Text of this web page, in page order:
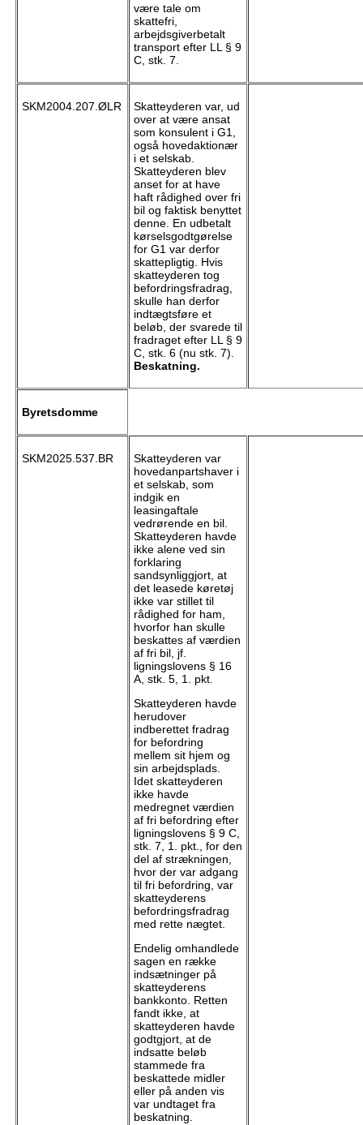
være tale om
skattefri,
arbejdsgiverbetalt
transport efter LL § 9
C, stk. 7.
SKM2004.207.ØLR
Skatteyderen var, ud
over at være ansat
som konsulent i G1,
også hovedaktionær
i et selskab.
Skatteyderen blev
anset for at have
haft rådighed over fri
bil og faktisk benyttet
denne. En udbetalt
kørselsgodtgørelse
for G1 var derfor
skattepligtig. Hvis
skatteyderen tog
befordringsfradrag,
skulle han derfor
indtægtsføre et
beløb, der svarede til
fradraget efter LL § 9
C, stk. 6 (nu stk. 7).
Beskatning.
Byretsdomme
SKM2025.537.BR
Skatteyderen var
hovedanpartshaver i
et selskab, som
indgik en
leasingaftale
vedrørende en bil.
Skatteyderen havde
ikke alene ved sin
forklaring
sandsynliggjort, at
det leasede køretøj
ikke var stillet til
rådighed for ham,
hvorfor han skulle
beskattes af værdien
af fri bil, jf.
ligningslovens § 16
A, stk. 5, 1. pkt.
Skatteyderen havde
herudover
indberettet fradrag
for befordring
mellem sit hjem og
sin arbejdsplads.
Idet skatteyderen
ikke havde
medregnet værdien
af fri befordring efter
ligningslovens § 9 C,
stk. 7, 1. pkt., for den
del af strækningen,
hvor der var adgang
til fri befordring, var
skatteyderens
befordringsfradrag
med rette nægtet.
Endelig omhandlede
sagen en række
indsætninger på
skatteyderens
bankkonto. Retten
fandt ikke, at
skatteyderen havde
godtgjort, at de
indsatte beløb
stammede fra
beskattede midler
eller på anden vis
var undtaget fra
beskatning.